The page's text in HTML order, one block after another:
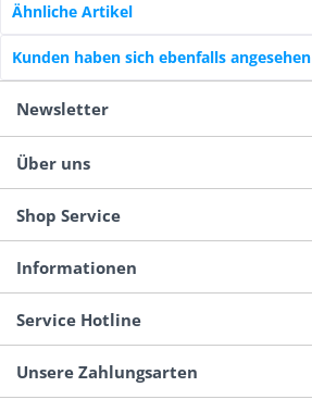
Ähnliche Artikel
Kunden haben sich ebenfalls angesehen
Newsletter
Über uns
Shop Service
Informationen
Service Hotline
Unsere Zahlungsarten